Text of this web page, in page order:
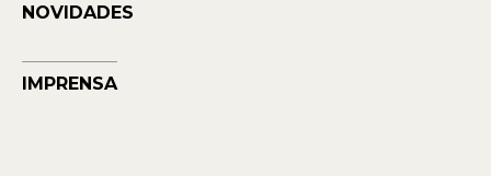
NOVIDADES
IMPRENSA